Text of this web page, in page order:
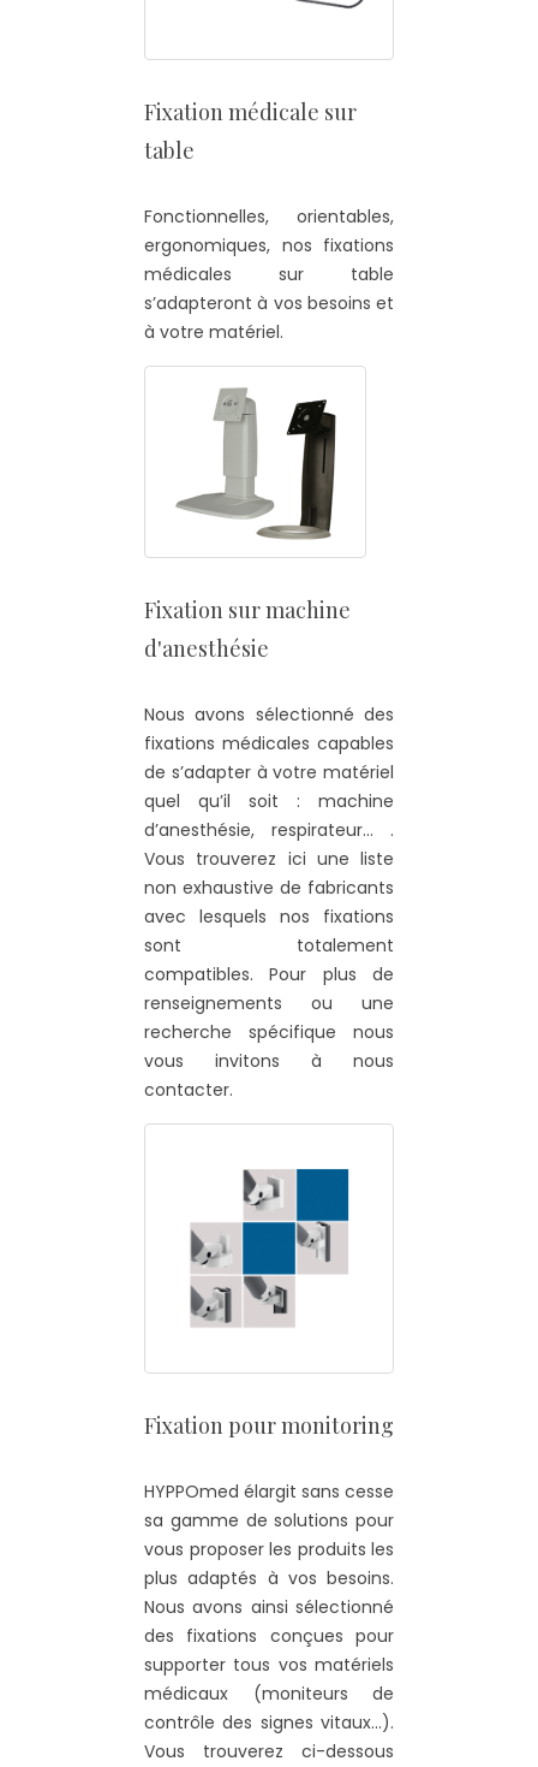
Fixation médicale sur
table
Fonctionnelles, orientables,
ergonomiques, nos fixations
médicales sur table
s’adapteront à vos besoins et
à votre matériel.
Fixation sur machine
d'anesthésie
Nous avons sélectionné des
fixations médicales capables
de s’adapter à votre matériel
quel qu’il soit : machine
d’anesthésie, respirateur… .
Vous trouverez ici une liste
non exhaustive de fabricants
avec lesquels nos fixations
sont totalement
compatibles. Pour plus de
renseignements ou une
recherche spécifique nous
vous invitons à nous
contacter.
Fixation pour monitoring
HYPPOmed élargit sans cesse
sa gamme de solutions pour
vous proposer les produits les
plus adaptés à vos besoins.
Nous avons ainsi sélectionné
des fixations conçues pour
supporter tous vos matériels
médicaux (moniteurs de
contrôle des signes vitaux…).
Vous trouverez ci-dessous